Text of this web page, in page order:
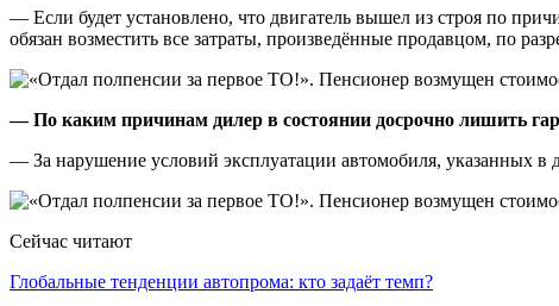
— Если будет установлено, что двигатель вышел из строя по
обязан возместить все затраты, произведённые продавцом, по
— По каким причинам дилер в состоянии досрочно лишить
— За нарушение условий эксплуатации автомобиля, указанных в
Сейчас читают
Глобальные тенденции автопрома: кто задаёт темп?